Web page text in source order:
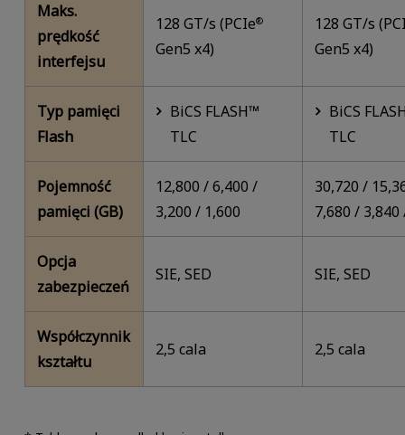
Maks.
prędkość
interfejsu
128 GT/s (PCIe®
Gen5 x4)
128 GT/s
Gen5 x4)
Typ pamięci
Flash
BiCS FLASH™
TLC
BiCS
TLC
Pojemność
pamięci (GB)
12,800 / 6,400 /
3,200 / 1,600
30,720 /
7,680 / 3,840
Opcja
zabezpieczeń
SIE, SED SIE, SED
Współczynnik
kształtu
2,5 cala 2,5 cala